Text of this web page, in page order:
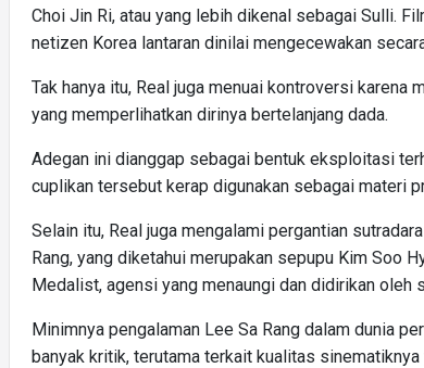
Choi Jin Ri, atau yang lebih dikenal sebagai Sulli.
netizen Korea lantaran dinilai mengecewakan
Tak hanya itu, Real juga menuai kontroversi karena
yang memperlihatkan dirinya bertelanjang dada.
Adegan ini dianggap sebagai bentuk eksploitasi
cuplikan tersebut kerap digunakan sebagai materi
Selain itu, Real juga mengalami pergantian
Rang, yang diketahui merupakan sepupu Kim Soo
Medalist, agensi yang menaungi dan didirikan oleh
Minimnya pengalaman Lee Sa Rang dalam dunia
banyak kritik, terutama terkait kualitas sinematiknya